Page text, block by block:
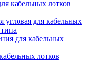
кабельных лотков
угловая для кабельных
для кабельных
лотков